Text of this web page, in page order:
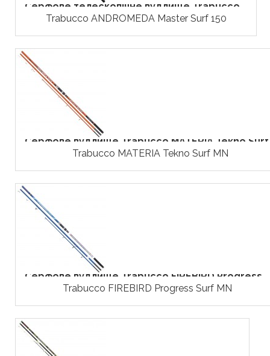
Серфове телескопічне вудлище Trabucco...
Trabucco ANDROMEDA Master Surf 150
Серфове вудлище Trabucco MATERIA Tekno
Trabucco MATERIA Tekno Surf MN
Серфове вудлище Trabucco FIREBIRD Progress...
Trabucco FIREBIRD Progress Surf MN